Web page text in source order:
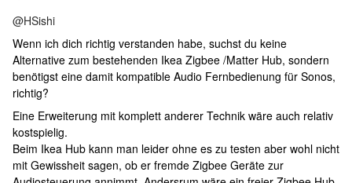
@HSishi
Wenn ich dich richtig verstanden habe, suchst du keine
Alternative zum bestehenden Ikea Zigbee /Matter Hub, sondern
benötigst eine damit kompatible Audio Fernbedienung für Sonos,
richtig?
Eine Erweiterung mit komplett anderer Technik wäre auch relativ
kostspielig.
Beim Ikea Hub kann man leider ohne es zu testen aber wohl nicht
mit Gewissheit sagen, ob er fremde Zigbee Geräte zur